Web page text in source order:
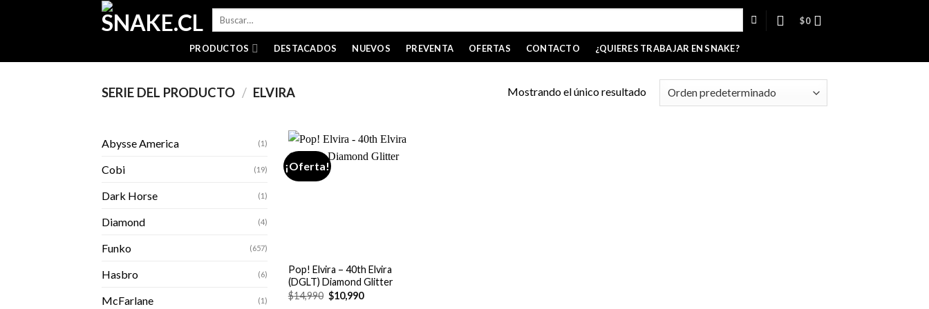
Buscar
$0
PRODUCTOS DESTACADOS NUEVOS PREVENTA OFERTAS CONTACTO ¿QUIERES TRABAJAR EN SNAKE?
SERIE DEL PRODUCTO / ELVIRA Mostrando el único resultado
Abysse America (1)
Cobi (19)
Dark Horse (1)
Diamond (4)
Funko (657)
Hasbro (6)
McFarlane (1)
¡Oferta!
Pop! Elvira – 40th Elvira
(DGLT) Diamond Glitter
$14,990 El
precio
$10,990El